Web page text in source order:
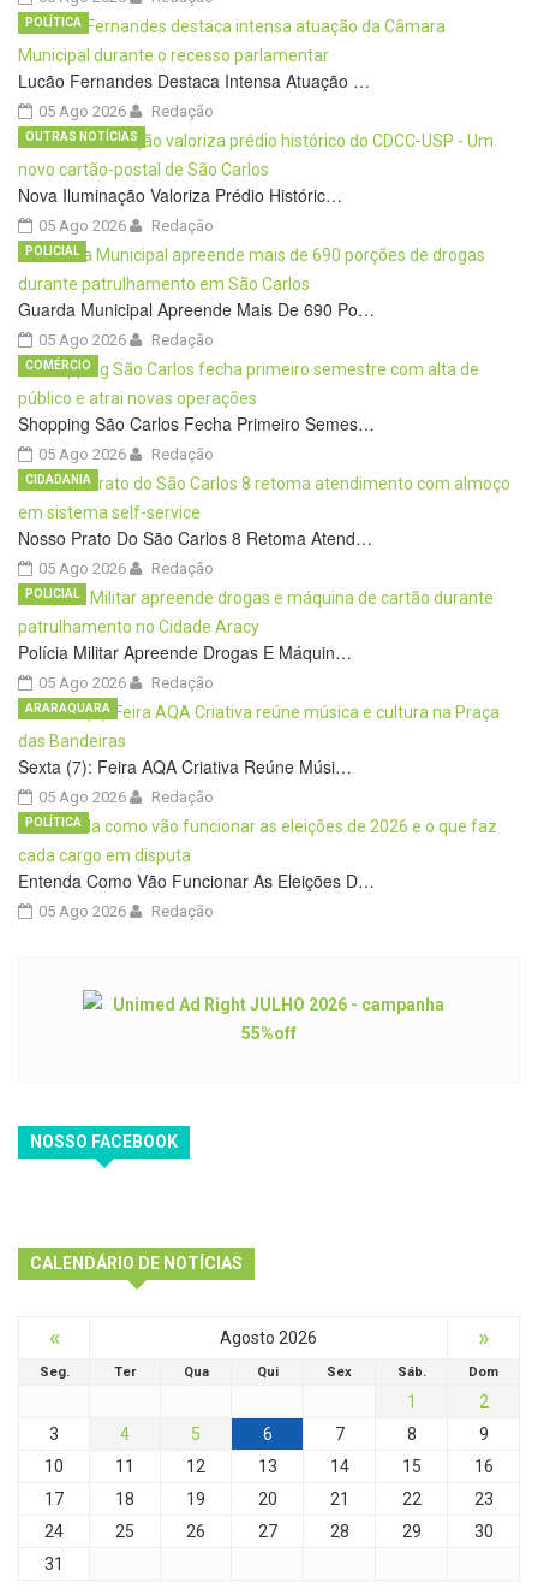
Lucão Fernandes Destaca Intensa Atuação …
05 Ago 2026
POLÍTICA
Redação
Nova Iluminação Valoriza Prédio Históric…
05 Ago 2026
OUTRAS NOTÍCIAS
Redação
Guarda Municipal Apreende Mais De 690 Po…
05 Ago 2026
POLICIAL
Redação
Shopping São Carlos Fecha Primeiro Semes…
05 Ago 2026
COMÉRCIO
Redação
Nosso Prato Do São Carlos 8 Retoma Atend…
05 Ago 2026
CIDADANIA
Redação
Polícia Militar Apreende Drogas E Máquin…
05 Ago 2026
POLICIAL
Redação
Sexta (7): Feira AQA Criativa Reúne Músi…
05 Ago 2026
ARARAQUARA
Redação
Entenda Como Vão Funcionar As Eleições D…
05 Ago 2026
POLÍTICA
Redação
NOSSO FACEBOOK
CALENDÁRIO DE NOTÍCIAS
« Agosto 2026 »
Seg. Ter Qua Qui Sex Sáb. Dom
1
2
3
4 5 6 7 8
9
10
11 12 13 14 15
16
17
18 19 20 21 22
23
24
25 26 27 28 29
30
31